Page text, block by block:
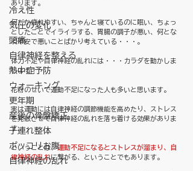
冷え性
気圧の変化
頭痛
自律神経を整える
熱中症予防
ウォーキング
更年期
産後の骨盤矯正
子連れ整体
ポッコリお腹
自律神経の乱れ
あります。
何だか疲れやすい、ちゃんと寝ているのに眠い、ちょっ
としたことでイライラする、胃腸の調子が悪い、何とな
く不安で悪いことばかり考えている・・・。
体力不足や自律神経の乱れには・・・カラダを動かしま
しょう！
花粉のせいで運動不足になった人も多いと思います。
実は運動には自律神経の調節機能を高めたり、ストレス
を発散させて自律神経の乱れを落ち着ける効果がありま
す。
ということは、運動不足になるとストレスが溜まり、自
律神経の乱れに繋がる、ということでもあります。